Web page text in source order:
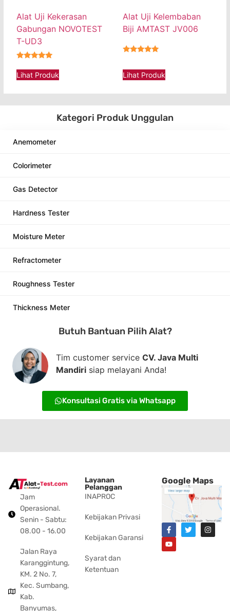
Alat Uji Kekerasan
Gabungan NOVOTEST
T-UD3
Lihat Produk
Alat Uji Kelembaban
Biji AMTAST JV006
Lihat Produk
Kategori Produk Unggulan
Anemometer
Colorimeter
Gas Detector
Hardness Tester
Moisture Meter
Refractometer
Roughness Tester
Thickness Meter
Butuh Bantuan Pilih Alat?
Tim customer service CV. Java Multi
Mandiri siap melayani Anda!
Konsultasi Gratis via Whatsapp
Jam
Operasional.
Senin - Sabtu:
08.00 - 16.00
Jalan Raya
Karanggintung,
KM. 2 No. 7,
Kec. Sumbang,
Kab.
Banyumas,
Layanan
Pelanggan
INAPROC
Kebijakan Privasi
Kebijakan Garansi
Syarat dan
Ketentuan
Google Maps